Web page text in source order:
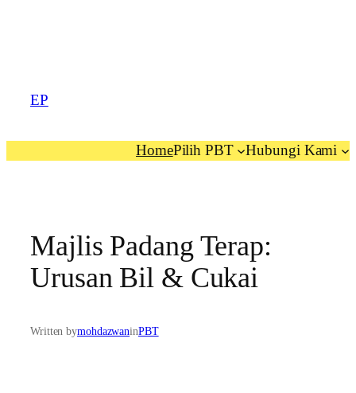
EP
HomePilih PBT Hubungi Kami
Majlis Padang Terap:
Urusan Bil & Cukai
Written bymohdazwaninPBT